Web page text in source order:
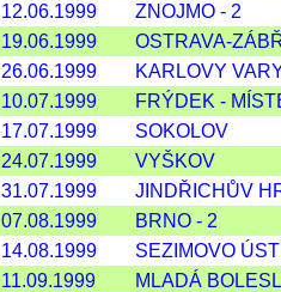
12.06.1999
ZNOJMO - 2
19.06.1999
OSTRAVA-
26.06.1999
KARLOVY
10.07.1999
FRÝDEK -
17.07.1999
SOKOLOV
24.07.1999
VYŠKOV
31.07.1999
JINDŘICHŮV
07.08.1999
BRNO - 2
14.08.1999
SEZIMOVO
11.09.1999
MLADÁ